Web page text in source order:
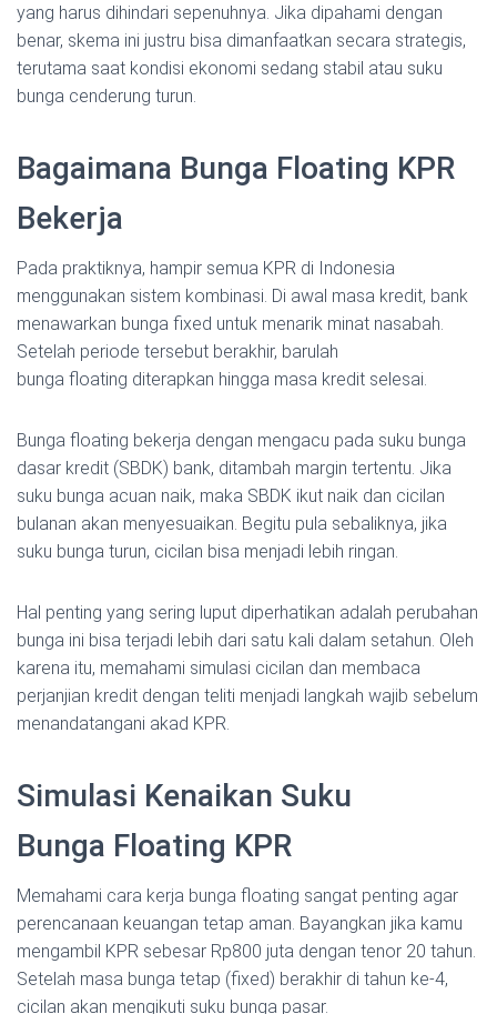
yang harus dihindari sepenuhnya. Jika dipahami dengan
benar, skema ini justru bisa dimanfaatkan secara strategis,
terutama saat kondisi ekonomi sedang stabil atau suku
bunga cenderung turun.
Bagaimana Bunga Floating KPR
Bekerja
Pada praktiknya, hampir semua KPR di Indonesia
menggunakan sistem kombinasi. Di awal masa kredit, bank
menawarkan bunga fixed untuk menarik minat nasabah.
Setelah periode tersebut berakhir, barulah
bunga floating diterapkan hingga masa kredit selesai.
Bunga floating bekerja dengan mengacu pada suku bunga
dasar kredit (SBDK) bank, ditambah margin tertentu. Jika
suku bunga acuan naik, maka SBDK ikut naik dan cicilan
bulanan akan menyesuaikan. Begitu pula sebaliknya, jika
suku bunga turun, cicilan bisa menjadi lebih ringan.
Hal penting yang sering luput diperhatikan adalah perubahan
bunga ini bisa terjadi lebih dari satu kali dalam setahun. Oleh
karena itu, memahami simulasi cicilan dan membaca
perjanjian kredit dengan teliti menjadi langkah wajib sebelum
menandatangani akad KPR.
Simulasi Kenaikan Suku
Bunga Floating KPR
Memahami cara kerja bunga floating sangat penting agar
perencanaan keuangan tetap aman. Bayangkan jika kamu
mengambil KPR sebesar Rp800 juta dengan tenor 20 tahun.
Setelah masa bunga tetap (fixed) berakhir di tahun ke-4,
cicilan akan mengikuti suku bunga pasar.